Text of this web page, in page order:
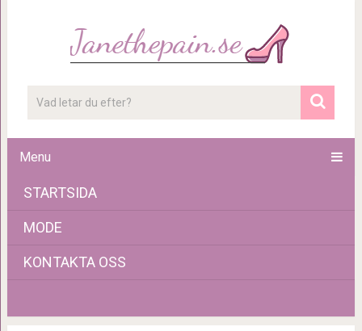
Menu
STARTSIDA
MODE
KONTAKTA OSS